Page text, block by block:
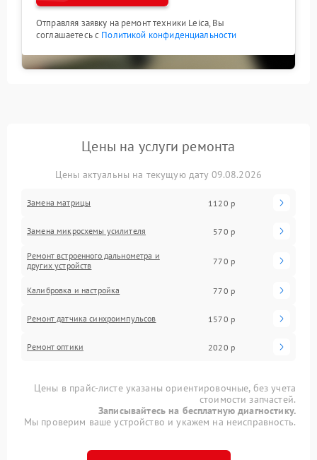
Отправляя заявку на ремонт техники Leica, Вы
соглашаетесь с Политикой конфиденциальности
Цены на услуги ремонта
Цены актуальны на текущую дату 09.08.2026
Замена матрицы 1120 р
Замена микросхемы усилителя 570 р
Ремонт встроенного дальнометра и
других устройств
770 р
Калибровка и настройка 770 р
Ремонт датчика синхроимпульсов 1570 р
Ремонт оптики 2020 р
Цены в прайс-листе указаны ориентировочные, без учета
стоимости запчастей.
Записывайтесь на бесплатную диагностику.
Мы проверим ваше устройство и укажем на неисправность.